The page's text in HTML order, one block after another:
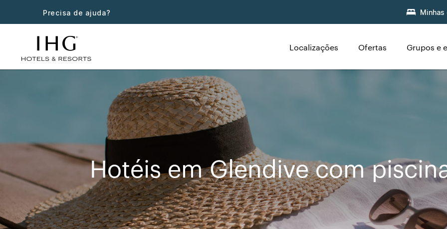
Precisa de ajuda?
Localizações Ofertas Grupos e
Hotéis em Glendive com